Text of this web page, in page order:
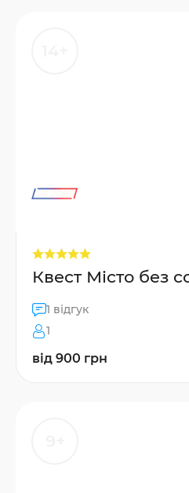
Квест Місто без
1 відгук
1
від 900 грн